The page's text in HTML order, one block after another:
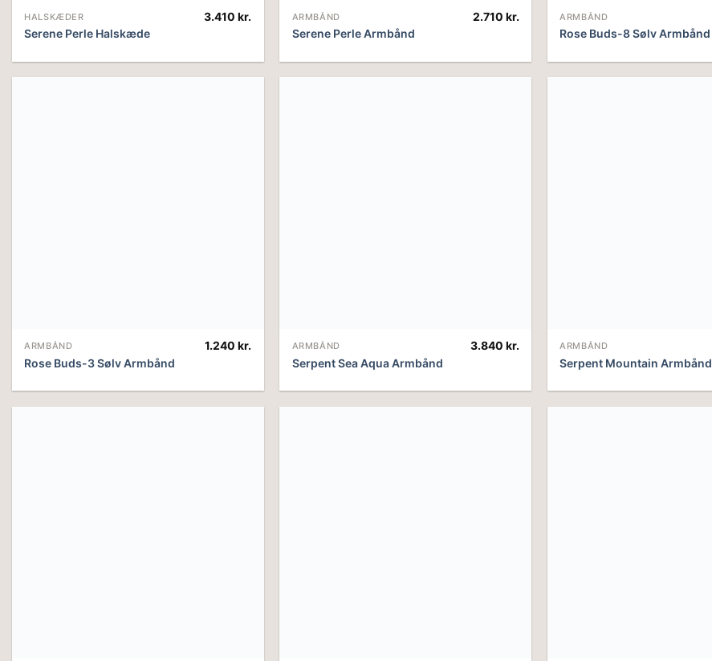
HALSKÆDER
Serene Perle Halskæde
3.410kr. ARMBÅND
Serene Perle Armbånd
2.710 kr. ARMBÅND
Rose Buds-8 Sølv Armbånd
ARMBÅND
Rose Buds-3 Sølv Armbånd
1.240kr. ARMBÅND
Serpent Sea Aqua Armbånd
3.840 kr. ARMBÅND
Serpent Mountain Armbånd